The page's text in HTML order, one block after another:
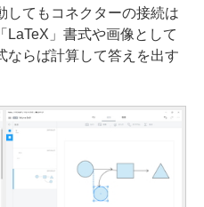
してもコネクターの接続は
LaTeX」書式や画像として
ならば計算して答えを出す